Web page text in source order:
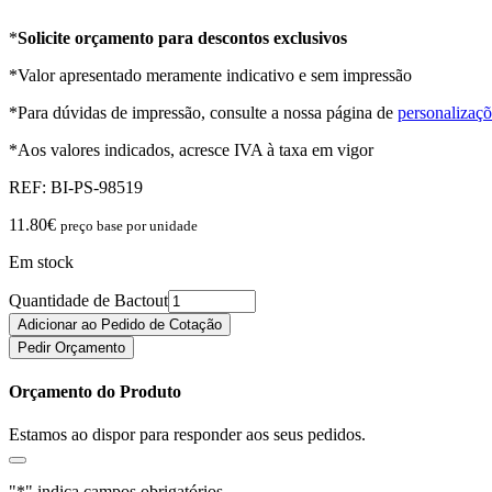
*Solicite orçamento para descontos exclusivos
*Valor apresentado meramente indicativo e sem impressão
*Para dúvidas de impressão, consulte a nossa página de
*Aos valores indicados, acresce IVA à taxa em vigor
REF: BI-PS-98519
11.80€ preço base por unidade
Em stock
Quantidade de Bactout
Adicionar ao Pedido de Cotação
Pedir Orçamento
Orçamento do Produto
Estamos ao dispor para responder aos seus pedidos.